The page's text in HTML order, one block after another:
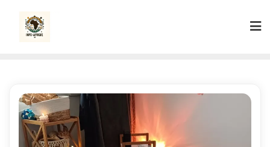
content